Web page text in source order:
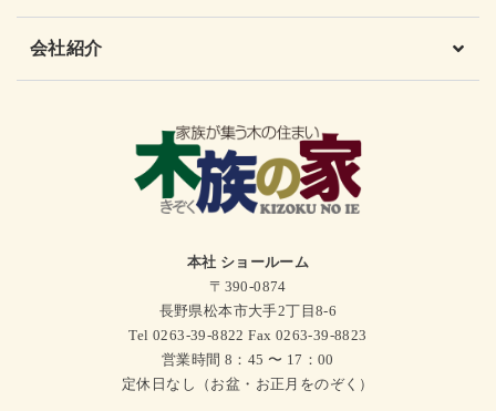
会社紹介
本社 ショールーム
〒390-0874
長野県松本市大手2丁目8-6
Tel 0263-39-8822 Fax 0263-39-8823
営業時間 8：45 〜 17：00
定休日なし（お盆・お正月をのぞく）